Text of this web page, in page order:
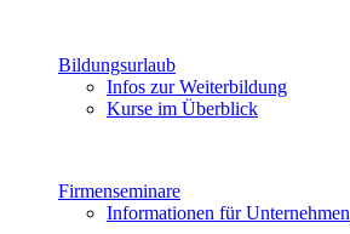
Bildungsurlaub
Infos zur Weiterbildung
Kurse im Überblick
Firmenseminare
Informationen für Unternehmen